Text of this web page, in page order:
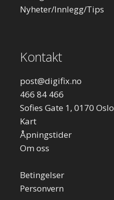
Nyheter/Innlegg/Tips
Kontakt
post@digifix.no
466 84 466
Sofies Gate 1, 0170 Oslo
Kart
Åpningstider
Om oss
Betingelser
Personvern